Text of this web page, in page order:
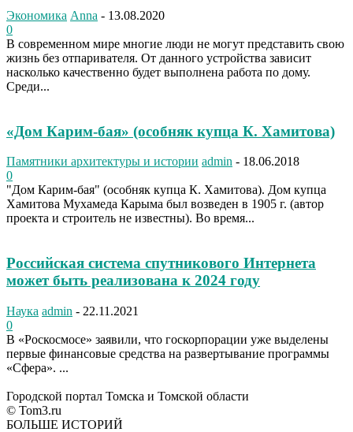
Экономика Anna - 13.08.2020
0
В современном мире многие люди не могут представить свою
жизнь без отпаривателя. От данного устройства зависит
насколько качественно будет выполнена работа по дому.
Среди...
«Дом Карим-бая» (особняк купца К. Хамитова)
Памятники архитектуры и истории admin - 18.06.2018
0
"Дом Карим-бая" (особняк купца К. Хамитова). Дом купца
Хамитова Мухамеда Карыма был возведен в 1905 г. (автор
проекта и строитель не известны). Во время...
Российская система спутникового Интернета
может быть реализована к 2024 году
Наука admin - 22.11.2021
0
В «Роскосмосе» заявили, что госкорпорации уже выделены
первые финансовые средства на развертывание программы
«Сфера». ...
Городской портал Томска и Томской области
© Tom3.ru
БОЛЬШЕ ИСТОРИЙ